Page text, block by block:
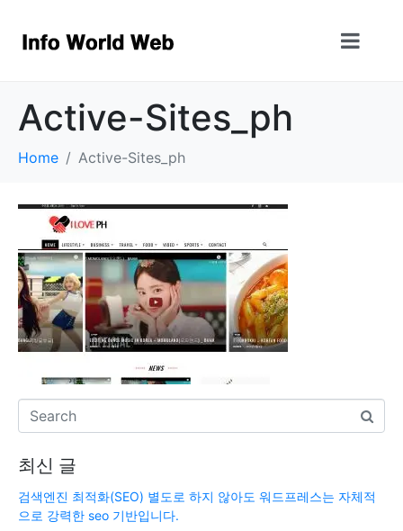
Active-Sites_ph
Home Active-Sites_ph
최신 글
검색엔진 최적화(SEO) 별도로 하지 않아도 워드프레스는 자체적
으로 강력한 seo 기반입니다.